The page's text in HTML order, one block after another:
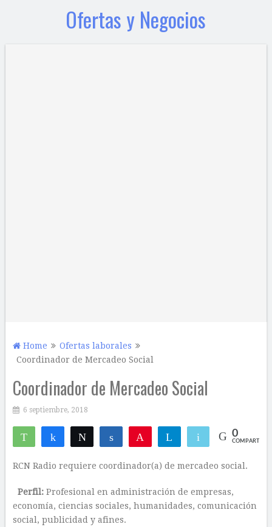
Ofertas y Negocios
Home
Ofertas laborales
Coordinador de Mercadeo Social
Coordinador de Mercadeo Social
6 septiembre, 2018
WhatsAppCompartirTwittear Compartir Telegram Email 0
COMPARTIR
RCN Radio requiere coordinador(a) de mercadeo social.
Perfil: Profesional en administración de empresas,
economía, ciencias sociales, humanidades, comunicación
social, publicidad y afines.